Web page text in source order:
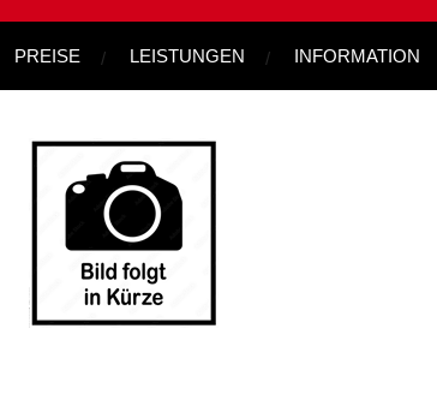
PREISE LEISTUNGEN INFORMATION